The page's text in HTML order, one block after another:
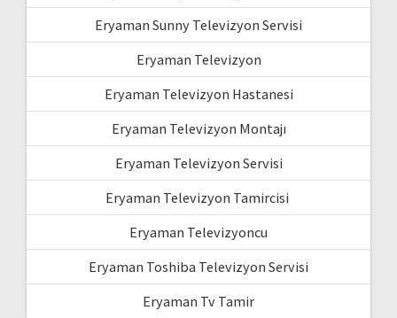
Eryaman Sunny Televizyon Servisi
Eryaman Televizyon
Eryaman Televizyon Hastanesi
Eryaman Televizyon Montajı
Eryaman Televizyon Servisi
Eryaman Televizyon Tamircisi
Eryaman Televizyoncu
Eryaman Toshiba Televizyon Servisi
Eryaman Tv Tamir